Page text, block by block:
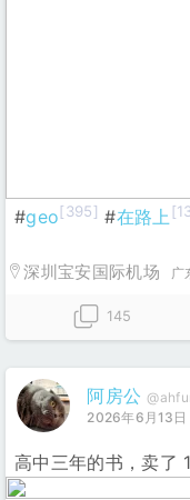
#geo[395] #在路上
深圳宝安国际机场 广
145
阿房公
2026年6月13日
高中三年的书，卖了